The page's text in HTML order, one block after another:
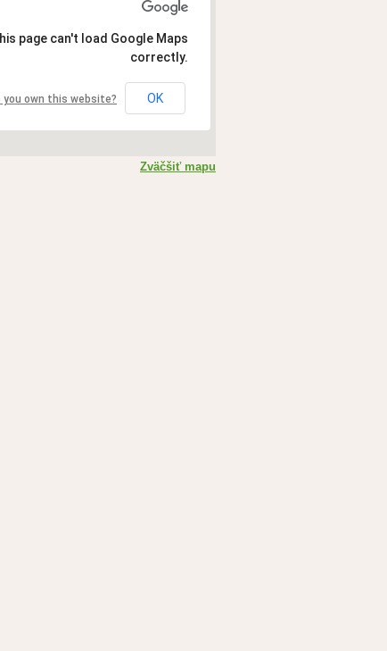
page can't load Google Maps
correctly.
you own this website? OK
Zväčšiť mapu